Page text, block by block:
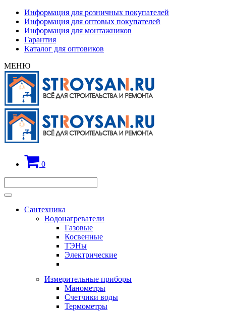
Информация для розничных покупателей
Информация для оптовых покупателей
Информация для монтажников
Гарантия
Каталог для оптовиков
МЕНЮ
0
Сантехника
Водонагреватели
Газовые
Косвенные
ТЭНы
Электрические
Измерительные приборы
Манометры
Счетчики воды
Термометры